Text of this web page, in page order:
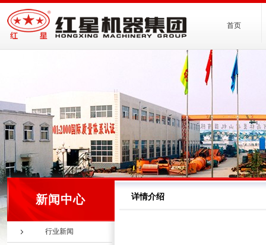
首页
新闻中心
行业新闻
详情介绍